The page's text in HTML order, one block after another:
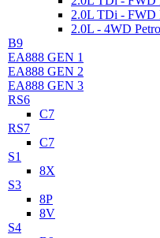
2.0L TDi - FWD
2.0L - 4WD
B9
EA888 GEN 1
EA888 GEN 2
EA888 GEN 3
RS6
C7
RS7
C7
S1
8X
S3
8P
8V
S4